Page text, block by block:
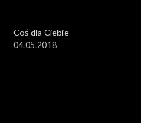
Coś dla Ciebie
04.05.2018